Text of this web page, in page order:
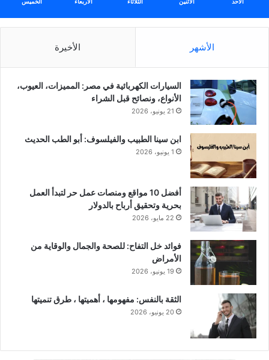
الأشهر الأخيرة
السيارات الكهربائية في مصر: المميزات، العيوب،
الأنواع، ونصائح قبل الشراء
21 يونيو، 2026
ابن سينا الطبيب والفيلسوف: أبو الطب الحديث
1 يونيو، 2026
أفضل 10 مواقع ومنصات عمل حر لتبدأ العمل
بحرية وتحقيق أرباح بالدولار
22 مايو، 2026
فوائد خل التفاح: للصحة والجمال والوقاية من
الأمراض
19 يونيو، 2026
الثقة بالنفس: مفهومها ، أهميتها ، طرق تنميتها
20 يونيو، 2026